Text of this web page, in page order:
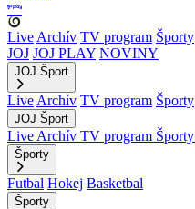
Live Archív TV program Športy
JOJ JOJ PLAY NOVINY
JOJ Šport
Live Archív TV program Športy
JOJ Šport
Live Archív TV program Športy
Športy
Futbal Hokej Basketbal
Športy